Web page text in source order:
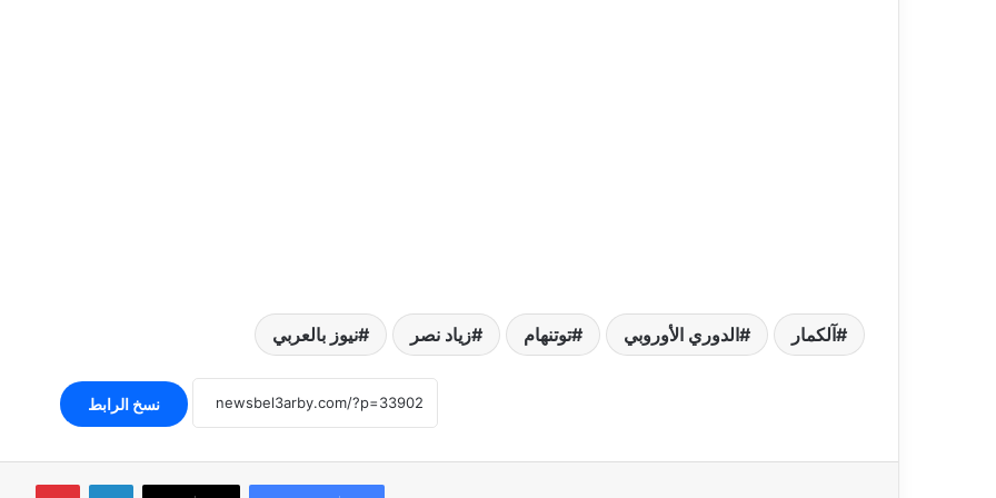
آلكمار الدوري الأوروبي توتنهام زياد نصر نيوز بالعربي
نسخ الرابط
لينكدإن